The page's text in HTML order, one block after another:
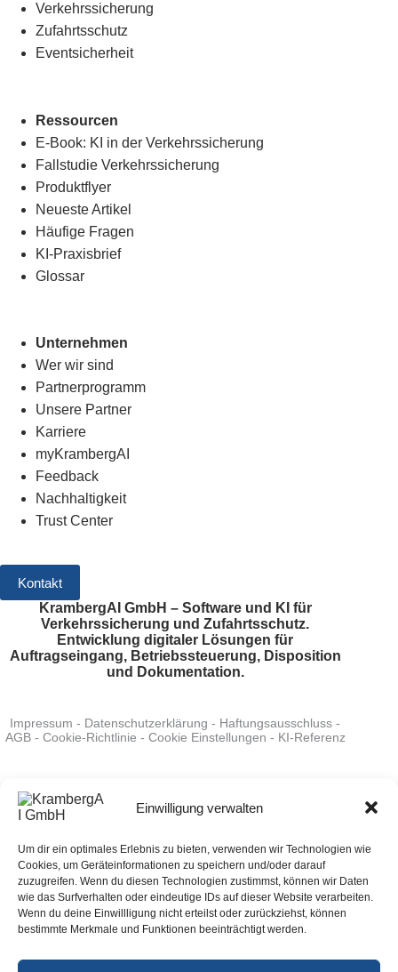
Einwilligung verwalten
Um dir ein optimales Erlebnis zu bieten, verwenden wir Technologien wie
Cookies, um Geräteinformationen zu speichern und/oder darauf
zuzugreifen. Wenn du diesen Technologien zustimmst, können wir Daten
wie das Surfverhalten oder eindeutige IDs auf dieser Website verarbeiten.
Wenn du deine Einwillligung nicht erteilst oder zurückziehst, können
bestimmte Merkmale und Funktionen beeinträchtigt werden.
Verkehrssicherung
Zufahrtsschutz
Eventsicherheit
Ressourcen
E-Book: KI in der Verkehrssicherung
Fallstudie Verkehrssicherung
Produktflyer
Neueste Artikel
Häufige Fragen
KI-Praxisbrief
Glossar
Unternehmen
Wer wir sind
Partnerprogramm
Unsere Partner
Karriere
myKrambergAI
Feedback
Nachhaltigkeit
Trust Center
Kontakt
KrambergAI GmbH – Software und KI für
Verkehrssicherung und Zufahrtsschutz.
Entwicklung digitaler Lösungen für
Auftragseingang, Betriebssteuerung, Disposition
und Dokumentation.
Impressum - Datenschutzerklärung - Haftungsausschluss -
AGB- Cookie-Richtlinie - Cookie Einstellungen - KI-Referenz
Folgen Sie uns auf LinkedIn
Befragen Sie die KI zu KrambergAI: ChatGPT-
Perplexity-Grok- Claude-Gemini